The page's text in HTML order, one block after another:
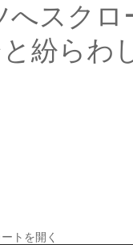
へスクロ
紛らわ
トを開く